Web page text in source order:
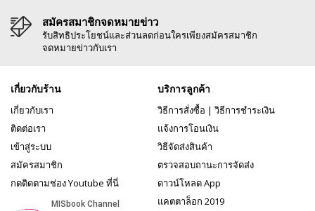
สมัครสมาชิกจดหมายข่าว
รับสิทธิประโยชน์และส่วนลดก่อนใครเพียงสมัครสมาชิก
จดหมายข่าวกับเรา
เกี่ยวกับร้าน
เกี่ยวกับเรา
ติดต่อเรา
เข้าสู่ระบบ
สมัครสมาชิก
กดติดตามช่อง Youtube ที่นี่
บริการลูกค้า
วิธีการสั่งซื้อ | วิธีการชำระเงิน
แจ้งการโอนเงิน
วิธีจัดส่งสินค้า
ตรวจสอบถานะการจัดส่ง
ดาวน์โหลด App
แคตตาล็อก 2019